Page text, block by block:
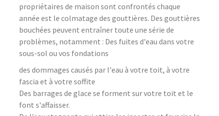
propriétaires de maison sont confrontés chaque
année est le colmatage des gouttières. Des gouttières
bouchées peuvent entraîner toute une série de
problèmes, notamment : Des fuites d'eau dans votre
sous-sol ou vos fondations
des dommages causés par l'eau à votre toit, à votre
fascia et à votre soffite
Des barrages de glace se forment sur votre toit et le
font s'affaisser.